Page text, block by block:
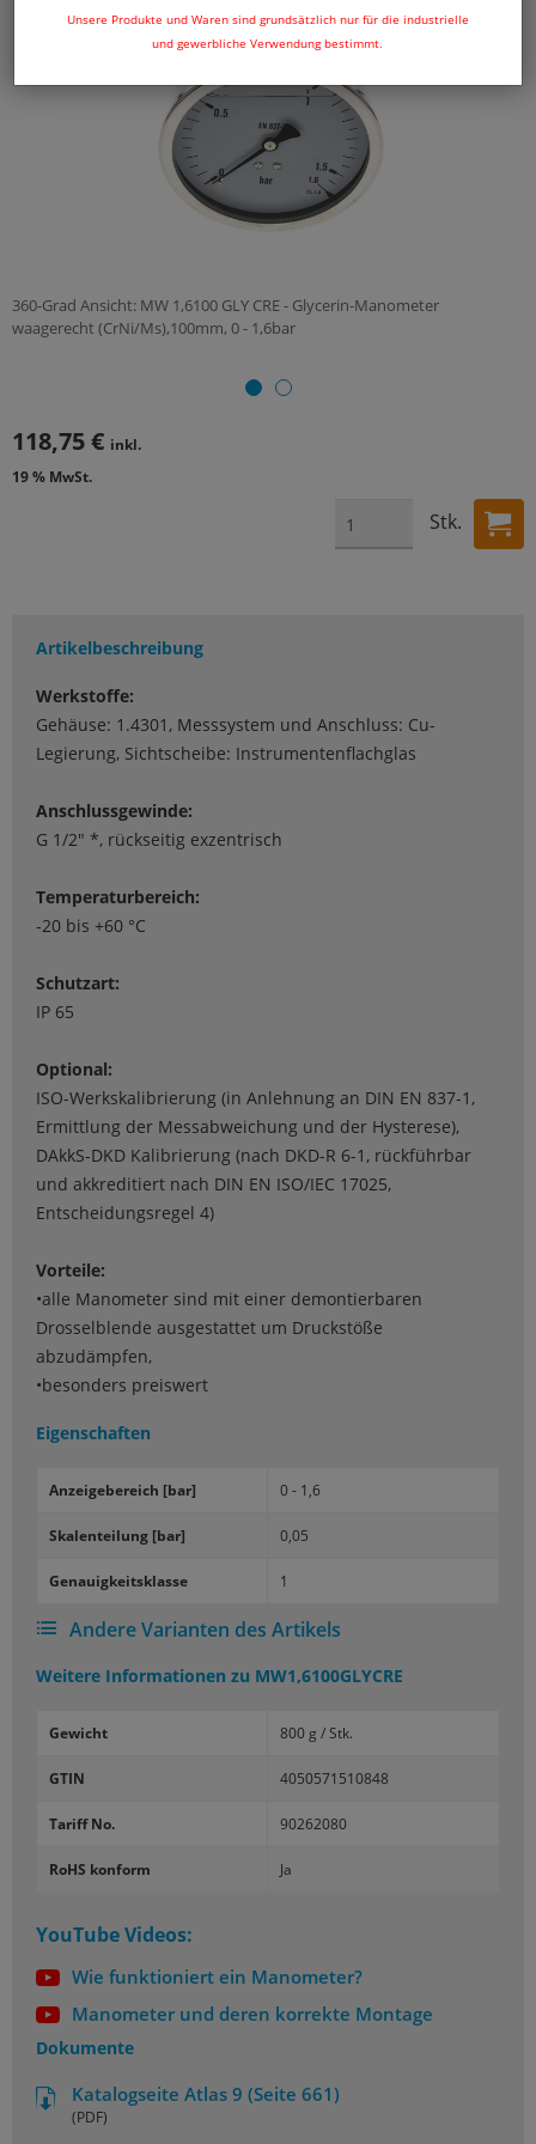
Unsere Produkte und Waren sind grundsätzlich nur für die industrielle
und gewerbliche Verwendung bestimmt.
360-Grad Ansicht: MW 1,6100 GLY CRE - Glycerin-Manometer
waagerecht (CrNi/Ms),100mm, 0 - 1,6bar
118,75 € inkl.
19 % MwSt.
Stk.
Artikelbeschreibung
Werkstoffe:
Gehäuse: 1.4301, Messsystem und Anschluss: Cu-
Legierung, Sichtscheibe: Instrumentenflachglas
Anschlussgewinde:
G 1/2" *, rückseitig exzentrisch
Temperaturbereich:
-20 bis +60 °C
Schutzart:
IP 65
Optional:
ISO-Werkskalibrierung (in Anlehnung an DIN EN 837-1,
Ermittlung der Messabweichung und der Hysterese),
DAkkS-DKD Kalibrierung (nach DKD-R 6-1, rückführbar
und akkreditiert nach DIN EN ISO/IEC 17025,
Entscheidungsregel 4)
Vorteile:
•alle Manometer sind mit einer demontierbaren
Drosselblende ausgestattet um Druckstöße
abzudämpfen,
•besonders preiswert
Eigenschaften
An­zei­ge­be­reich [bar] 0 - 1,6
Ska­len­tei­lung [bar] 0,05
Ge­nau­ig­keits­klas­se 1
Andere Varianten des Artikels
Weitere Informationen zu MW1,6100GLYCRE
Gewicht 800 g / Stk.
GTIN 4050571510848
Tariff No. 90262080
RoHS konform Ja
YouTube Videos:
Wie funktioniert ein Manometer?
Manometer und deren korrekte Montage
Dokumente
Katalogseite Atlas 9 (Seite 661)
(PDF)